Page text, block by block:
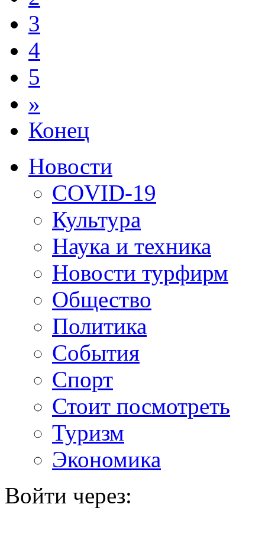
3
4
5
»
Конец
Новости
COVID-19
Культура
Наука и техника
Новости турфирм
Общество
Политика
События
Спорт
Стоит посмотреть
Туризм
Экономика
Войти через: